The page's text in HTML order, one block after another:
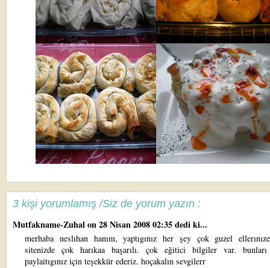
3 kişi yorumlamış /Siz de yorum yazın :
Mutfakname-Zuhalon 28 Nisan 2008 02:35 dedi ki...
merhaba neslıhan hanım, yaptıgınız her şey çok guzel
sitenizde çok harıkaa başarılı. çok eğitici bilgiler var.
paylaitıgınız için teşekkür ederiz. hoçakalın sevgilerr